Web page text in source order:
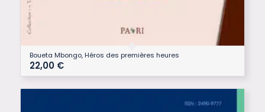
Boueta Mbongo, Héros des premières heures
22,00 €